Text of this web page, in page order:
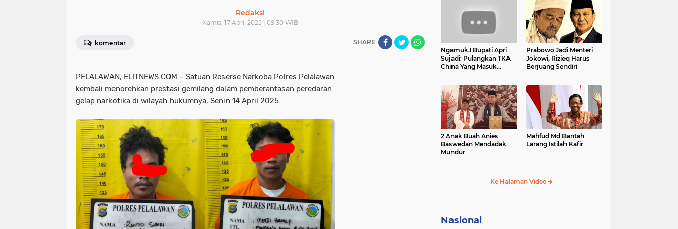
Redaksi
Kamis, 17 April 2025 | 09:30 WIB
komentar SHARE
PELALAWAN, ELITNEWS.COM – Satuan Reserse Narkoba Polres Pelalawan
kembali menorehkan prestasi gemilang dalam pemberantasan peredaran
gelap narkotika di wilayah hukumnya, Senin 14 April 2025.
Ngamuk.! Bupati Apri
Sujadi: Pulangkan TKA
China Yang Masuk
Prabowo Jadi Menteri
Jokowi, Rizieq Harus
Berjuang Sendiri
2 Anak Buah Anies
Baswedan Mendadak
Mundur
Mahfud Md Bantah
Larang Istilah Kafir
Ke Halaman Video
Nasional